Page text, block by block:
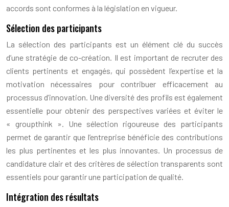
accords sont conformes à la législation en vigueur.
Sélection des participants
La sélection des participants est un élément clé du succès
d’une stratégie de co-création. Il est important de recruter des
clients pertinents et engagés, qui possèdent l’expertise et la
motivation nécessaires pour contribuer efficacement au
processus d’innovation. Une diversité des profils est également
essentielle pour obtenir des perspectives variées et éviter le
« groupthink ». Une sélection rigoureuse des participants
permet de garantir que l’entreprise bénéficie des contributions
les plus pertinentes et les plus innovantes. Un processus de
candidature clair et des critères de sélection transparents sont
essentiels pour garantir une participation de qualité.
Intégration des résultats